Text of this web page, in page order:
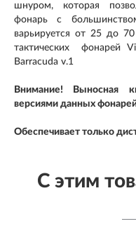
шнуром, которая
фонарь с
варьируется от 25 до
тактических фонарей
Barracuda v.1
Внимание! Выносная
версиями данных
Обеспечивает только
С этим